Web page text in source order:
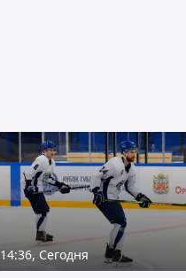
14:36, Сегодня